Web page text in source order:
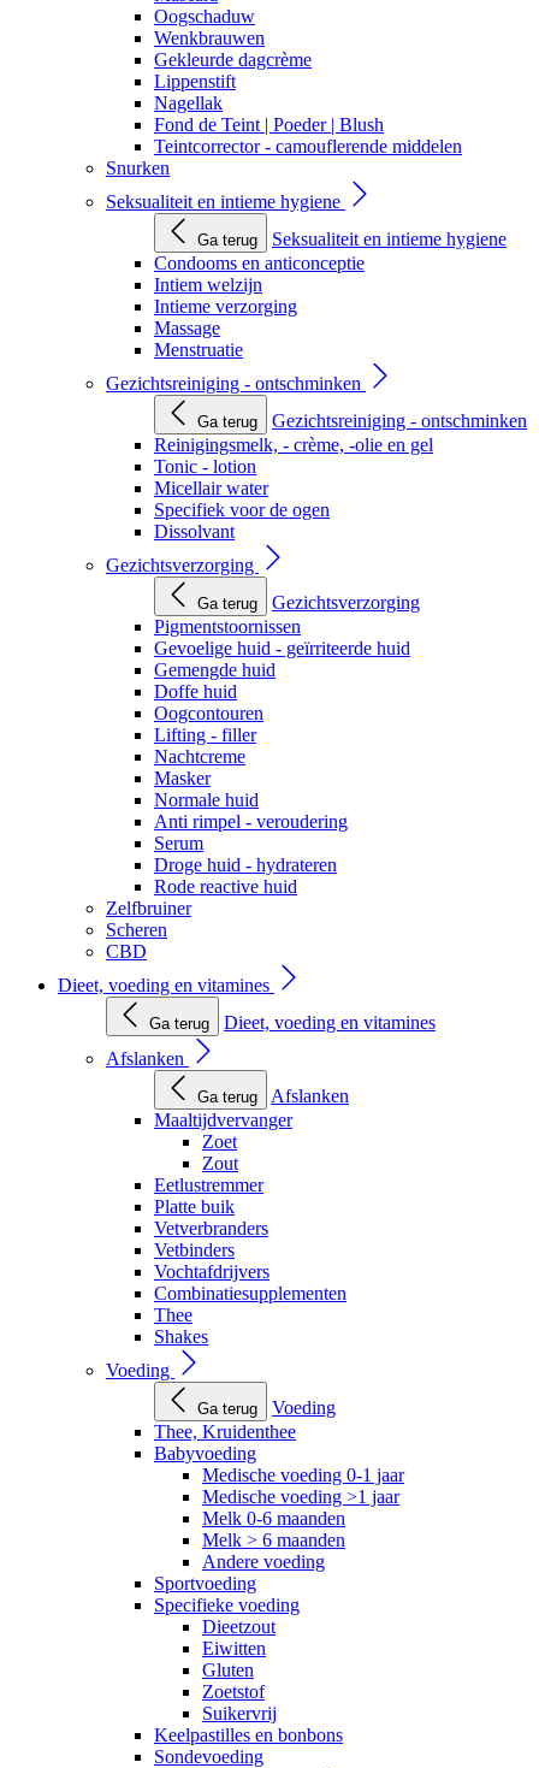
Oogschaduw
Wenkbrauwen
Gekleurde dagcrème
Lippenstift
Nagellak
Fond de Teint | Poeder | Blush
Teintcorrector - camouflerende middelen
Snurken
Seksualiteit en intieme hygiene
Ga terug
Seksualiteit en intieme hygiene
Condooms en anticonceptie
Intiem welzijn
Intieme verzorging
Massage
Menstruatie
Gezichtsreiniging - ontschminken
Ga terug
Gezichtsreiniging - ontschminken
Reinigingsmelk, - crème, -olie en gel
Tonic - lotion
Micellair water
Specifiek voor de ogen
Dissolvant
Gezichtsverzorging
Ga terug
Gezichtsverzorging
Pigmentstoornissen
Gevoelige huid - geïrriteerde huid
Gemengde huid
Doffe huid
Oogcontouren
Lifting - filler
Nachtcreme
Masker
Normale huid
Anti rimpel - veroudering
Serum
Droge huid - hydrateren
Rode reactive huid
Zelfbruiner
Scheren
CBD
Dieet, voeding en vitamines
Ga terug
Dieet, voeding en vitamines
Afslanken
Ga terug
Afslanken
Maaltijdvervanger
Zoet
Zout
Eetlustremmer
Platte buik
Vetverbranders
Vetbinders
Vochtafdrijvers
Combinatiesupplementen
Thee
Shakes
Voeding
Ga terug
Voeding
Thee, Kruidenthee
Babyvoeding
Medische voeding 0-1 jaar
Medische voeding >1 jaar
Melk 0-6 maanden
Melk > 6 maanden
Andere voeding
Sportvoeding
Specifieke voeding
Dieetzout
Eiwitten
Gluten
Zoetstof
Suikervrij
Keelpastilles en bonbons
Sondevoeding